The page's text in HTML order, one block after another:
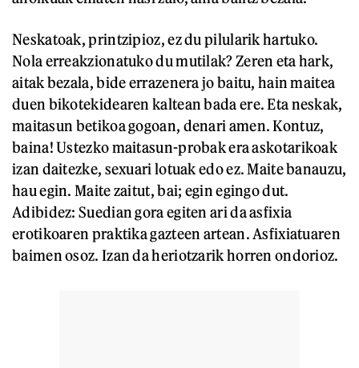
Neskatoak, printzipioz, ez du pilularik hartuko.
Nola erreakzionatuko du mutilak? Zeren eta hark,
aitak bezala, bide errazenera jo baitu, hain maitea
duen bikotekidearen kaltean bada ere. Eta neskak,
maitasun betikoa gogoan, denari amen. Kontuz,
baina! Ustezko maitasun-probak era askotarikoak
izan daitezke, sexuari lotuak edo ez. Maite banauzu,
hau egin. Maite zaitut, bai; egin egingo dut.
Adibidez: Suedian gora egiten ari da asfixia
erotikoaren praktika gazteen artean. Asfixiatuaren
baimen osoz. Izan da heriotzarik horren ondorioz.